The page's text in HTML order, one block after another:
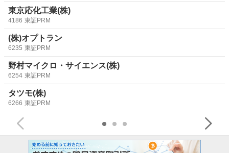
る。ただ、寄らずのストップ高の可能性はないのかなとい
う印象ではある。短期的には上がるか下がるか分からなく
なったけど、AIメカの実力と将来性は疑いようがないか
ら、俺たち現物ホルダーはしっかりと握り続けるのみよ。
まだまだ成長途上にあるAIメカの現物を握れてる時点で、
未来の勝ち組なんだから。
東京応化工業(株)
4186 東証PRM
(株)オプトラン
6235 東証PRM
野村マイクロ・サイエンス(株)
6254 東証PRM
タツモ(株)
6266 東証PRM